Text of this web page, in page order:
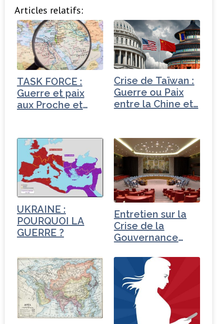
c
e
b
o
o
k
it
t
e
r
k
e
dI
n
ta
g
e
r
Articles relatifs:
TASK FORCE :
Guerre et paix
aux Proche et
Crise de Taïwan :
Guerre ou Paix
entre la Chine et…
UKRAINE :
POURQUOI LA
GUERRE ?
Entretien sur la
Crise de la
Gouvernance
Turquie